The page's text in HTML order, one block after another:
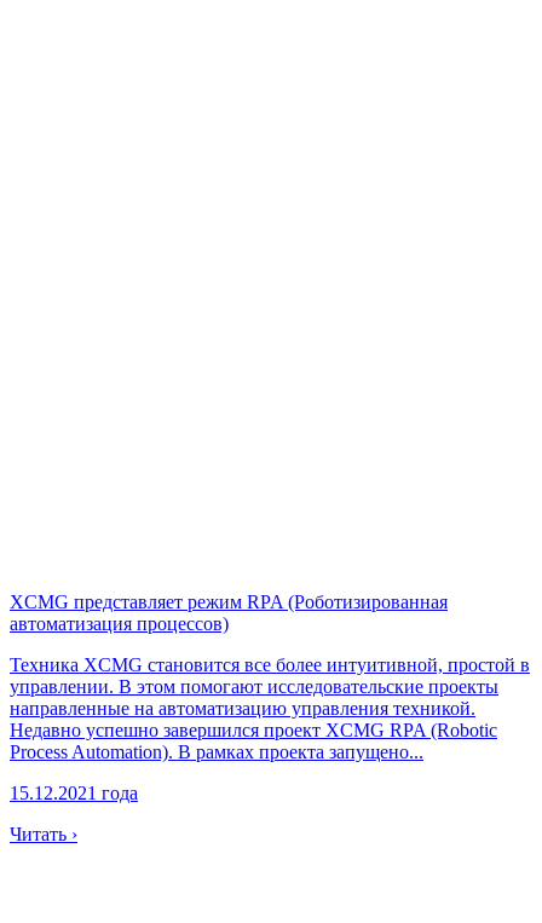
XCMG представляет режим RPA (Роботизированная
автоматизация процессов)
Техника XCMG становится все более интуитивной, простой в
управлении. В этом помогают исследовательские проекты
направленные на автоматизацию управления техникой.
Недавно успешно завершился проект XCMG RPA (Robotic
Process Automation). В рамках проекта запущено...
15.12.2021 года
Читать ›